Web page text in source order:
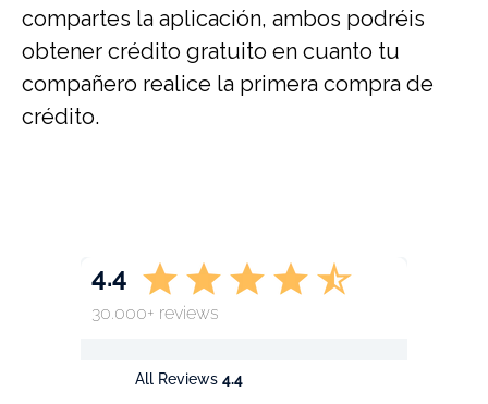
compartes la aplicación, ambos podréis
obtener crédito gratuito en cuanto tu
compañero realice la primera compra de
crédito.
All Reviews 4.4
4.4
30.000+ reviews